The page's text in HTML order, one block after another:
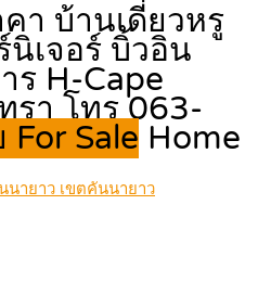
า บ้านเดี่ยวหรู
นิเจอร์ บิ้วอิน
ร H-Cape
รา โทร 063-
For Sale Home
นายาว เขตคันนายาว